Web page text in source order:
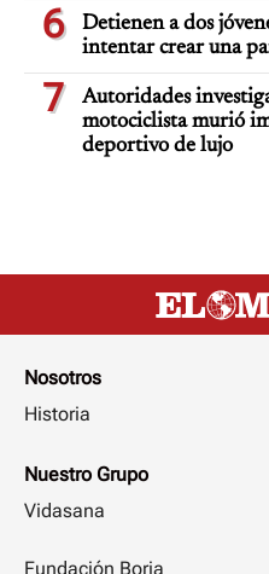
6
Detienen a dos
intentar crear una
7
Autoridades
motociclista murió
deportivo de lujo
Nosotros
Historia
Nuestro Grupo
Vidasana
Fundación Borja